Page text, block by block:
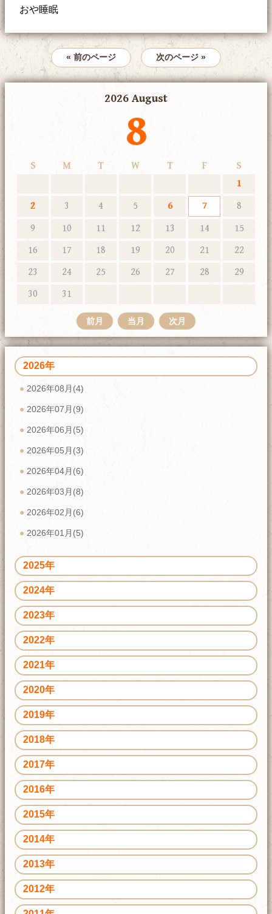
おや睡眠
« 前のページ 次のページ »
2026 August
8
S M T W T F
S
1
2
3 4 5 6 7
8
9
10 11 12 13 14
15
16
17 18 19 20 21
22
23
24 25 26 27 28
29
30
31
前月 当月 次月
2026年
2026年08月(4)
2026年07月(9)
2026年06月(5)
2026年05月(3)
2026年04月(6)
2026年03月(8)
2026年02月(6)
2026年01月(5)
2025年
2024年
2023年
2022年
2021年
2020年
2019年
2018年
2017年
2016年
2015年
2014年
2013年
2012年